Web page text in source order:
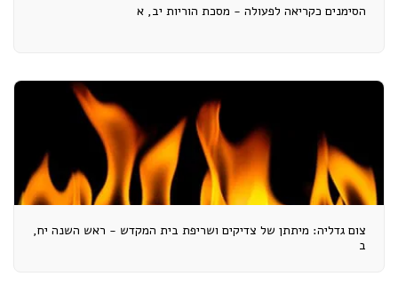
הסימנים כקריאה לפעולה - מסכת הוריות יב, א
צום גדליה: מיתתן של צדיקים ושריפת בית המקדש - ראש השנה יח,
ב